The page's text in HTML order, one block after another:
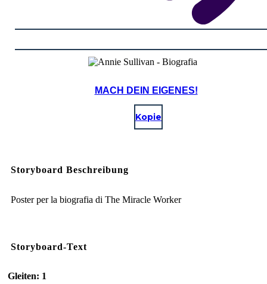
MACH DEIN EIGENES!
Kopie
Storyboard Beschreibung
Poster per la biografia di The Miracle Worker
Storyboard-Text
Gleiten: 1